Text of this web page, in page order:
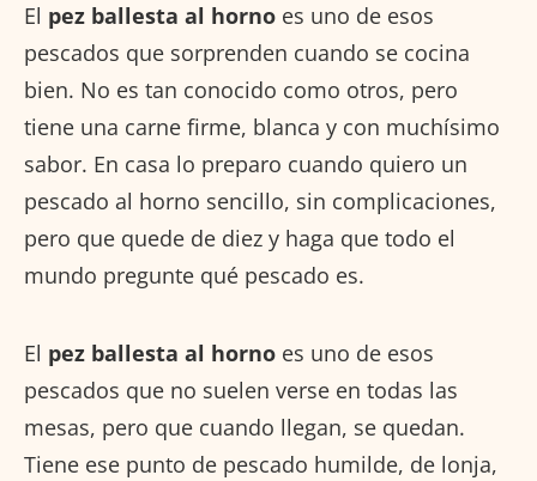
El pez ballesta al horno es uno de esos
pescados que sorprenden cuando se cocina
bien. No es tan conocido como otros, pero
tiene una carne firme, blanca y con muchísimo
sabor. En casa lo preparo cuando quiero un
pescado al horno sencillo, sin complicaciones,
pero que quede de diez y haga que todo el
mundo pregunte qué pescado es.
El pez ballesta al horno es uno de esos
pescados que no suelen verse en todas las
mesas, pero que cuando llegan, se quedan.
Tiene ese punto de pescado humilde, de lonja,